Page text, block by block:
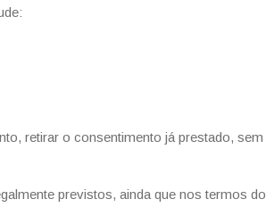
retirar o consentimento já prestado, sem
previstos, ainda que nos termos do